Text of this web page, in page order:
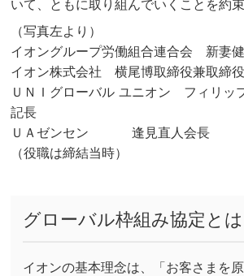
いて、ともに取り組んでいくことを約
（写真左より）
イオングループ労働組合連合会 新妻
イオン株式会社 横尾博取締役兼取締
ＵＮＩグローバル ユニオン フィリッ
記長
ＵＡゼンセン 逢見直人会長
（役職は締結当時）
グローバル枠組み協定とは
イオンの基本理念は、「お客さまを